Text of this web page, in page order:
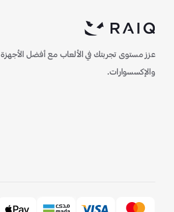
عزز مستوى تجربتك في الألعاب مع أفضل الأجهزة
والإكسسوارات.